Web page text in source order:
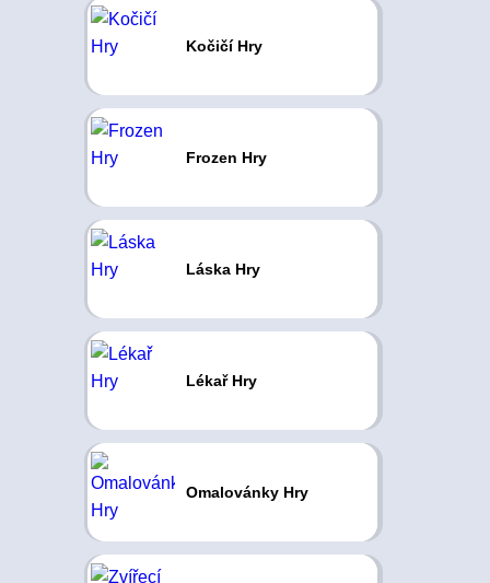
Kočičí Hry
Frozen Hry
Láska Hry
Lékař Hry
Omalovánky Hry